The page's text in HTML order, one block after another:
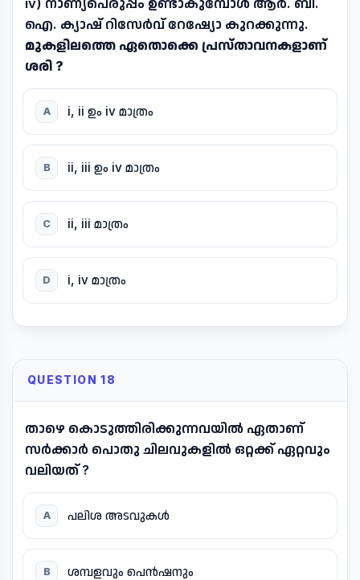
iv) നാണ്യപെരുപ്പം ഉണ്ടാകുമ്പോൾ ആർ. ബി.
ഐ. ക്യാഷ് റിസേർവ് റേഷ്യോ കുറക്കുന്നു.
മുകളിലത്തെ ഏതൊക്കെ പ്രസ്താവനകളാണ്
ശരി ?
A i, ii ഉം iv മാത്രം
B ii, iii ഉം iv മാത്രം
C ii, iii മാത്രം
D i, iv മാത്രം
QUESTION 18
താഴെ കൊടുത്തിരിക്കുന്നവയിൽ ഏതാണ്
സർക്കാർ പൊതു ചിലവുകളിൽ ഒറ്റക്ക് ഏറ്റവും
വലിയത് ?
A പലിശ അടവുകൾ
B ശമ്പളവും പെൻഷനും